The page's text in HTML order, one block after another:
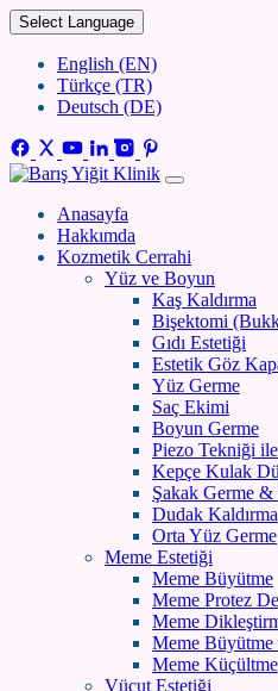
Select Language
English (EN)
Türkçe (TR)
Deutsch (DE)
Anasayfa
Hakkımda
Kozmetik Cerrahi
Yüz ve Boyun
Kaş Kaldırma
Bişektomi
Gıdı Estetiği
Estetik Göz
Yüz Germe
Saç Ekimi
Boyun Germe
Piezo Tekniği
Kepçe Kulak
Şakak Germe &
Dudak Kaldırma
Orta Yüz Germe
Meme Estetiği
Meme Büyütme
Meme Protez
Meme
Meme
Meme Küçültme
Vücut Estetiği